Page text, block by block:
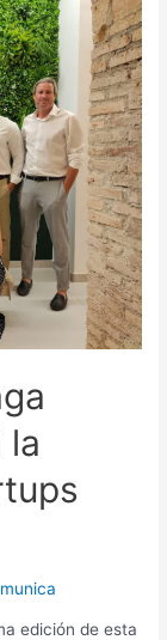
la
edición de esta